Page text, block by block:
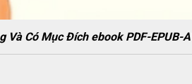
Có Mục Đích ebook PDF-EPUB-